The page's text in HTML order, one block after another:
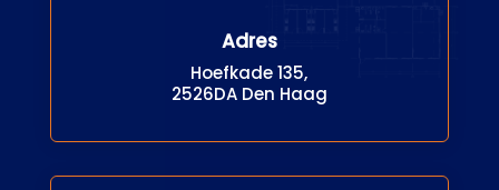
Adres
Hoefkade 135,
2526DA Den Haag